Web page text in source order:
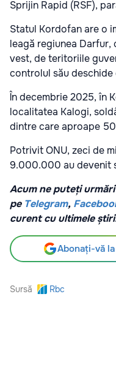
Sprijin Rapid (RSF),
Statul Kordofan are o
leagă regiunea
vest, de teritoriile
controlul său
În decembrie 2025, în
localitatea Kalogi,
dintre care aproape
Potrivit ONU, zeci de
9.000.000 au devenit
Acum ne puteți
pe Telegram,
curent cu ultimele
Abonați-vă
Sursă Rbc